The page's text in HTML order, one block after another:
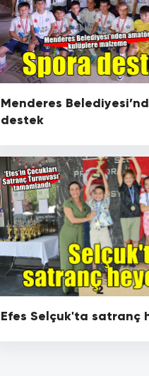
Menderes
destek
Efes Selçuk'ta satranç